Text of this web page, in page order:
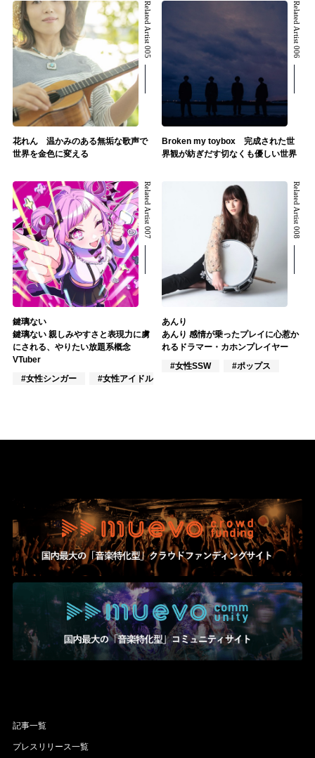
Related Artist 005
花れん 温かみのある無垢な歌声で
世界を金色に変える
Related Artist 006
Broken my toybox 完成された世
界観が紡ぎだす切なくも優しい世界
Related Artist 007
鍵璃ない
鍵璃ない 親しみやすさと表現力に虜
にされる、やりたい放題系概念
VTuber
#女性シンガー
#女性アイドル
Related Artist 008
あんり
あんり 感情が乗ったプレイに心惹か
れるドラマー・カホンプレイヤー
#女性SSW
#ポップス
記事一覧
プレスリリース一覧